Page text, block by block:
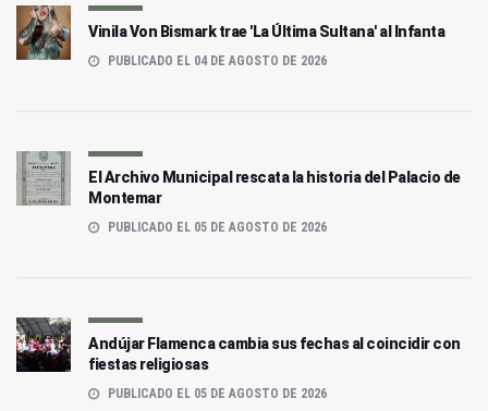
Vinila Von Bismark trae 'La Última Sultana' al Infanta
PUBLICADO EL 04 DE AGOSTO DE 2026
El Archivo Municipal rescata la historia del Palacio de
Montemar
PUBLICADO EL 05 DE AGOSTO DE 2026
Andújar Flamenca cambia sus fechas al coincidir con
fiestas religiosas
PUBLICADO EL 05 DE AGOSTO DE 2026